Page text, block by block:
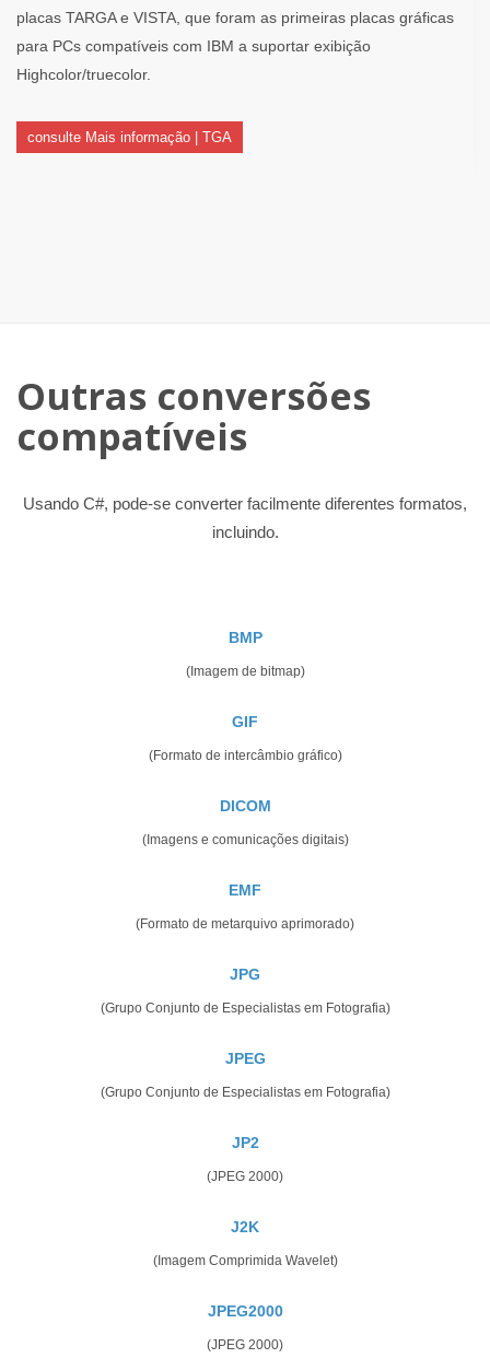
placas TARGA e VISTA, que foram as primeiras placas gráficas
para PCs compatíveis com IBM a suportar exibição
Highcolor/truecolor.
consulte Mais informação | TGA
Outras conversões
compatíveis
Usando C#, pode-se converter facilmente diferentes formatos,
incluindo.
BMP
(Imagem de bitmap)
GIF
(Formato de intercâmbio gráfico)
DICOM
(Imagens e comunicações digitais)
EMF
(Formato de metarquivo aprimorado)
JPG
(Grupo Conjunto de Especialistas em Fotografia)
JPEG
(Grupo Conjunto de Especialistas em Fotografia)
JP2
(JPEG 2000)
J2K
(Imagem Comprimida Wavelet)
JPEG2000
(JPEG 2000)